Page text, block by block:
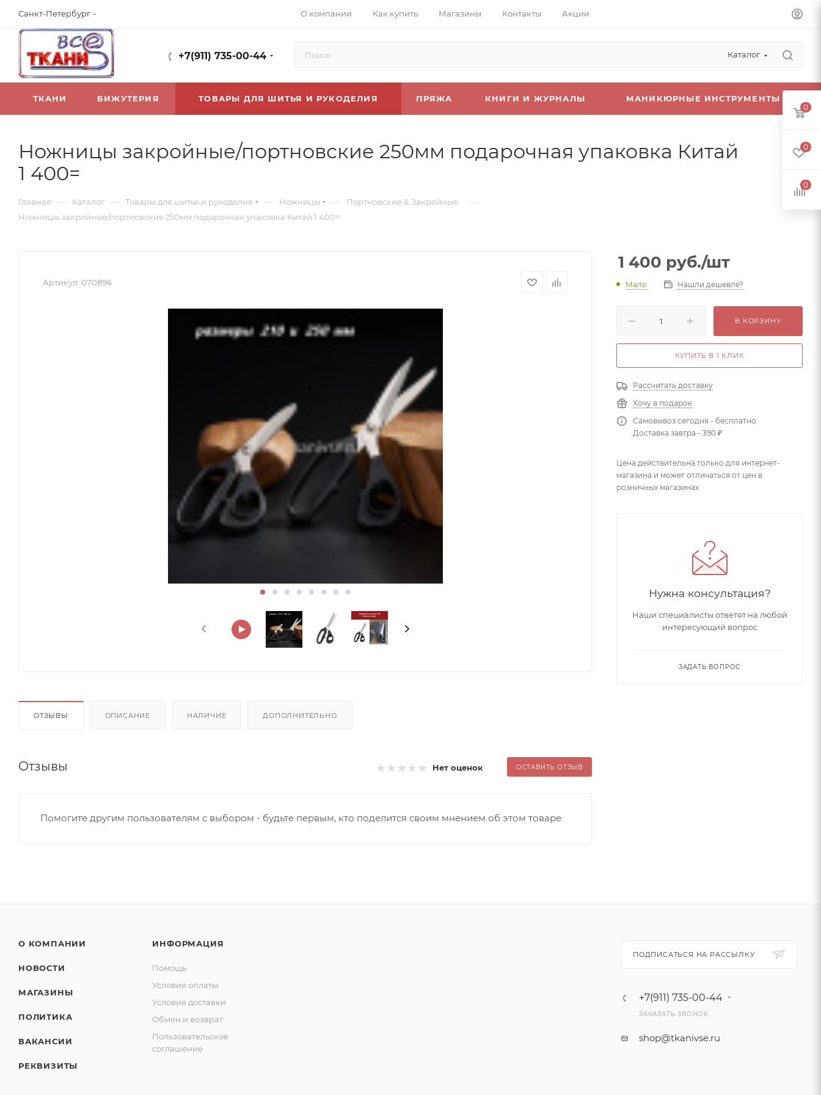
Санкт-Петербург О компании Как купить Магазины Контакты Акции
+7(911) 735-00-44 Каталог
ТКАНИ БИЖУТЕРИЯ ТОВАРЫ ДЛЯ ШИТЬЯ И РУКОДЕЛИЯ ПРЯЖА КНИГИ И ЖУРНАЛЫ МАНИКЮРНЫЕ ИНСТРУМЕНТЫ
Ножницы закройные/портновские 250мм подарочная упаковка Китай
1 400=
Главная — Каталог — Товары для шитья и рукоделия — Ножницы — Портновские & Закройные —
Ножницы закройные/портновские 250мм подарочная упаковка Китай 1 400=
Артикул: 070896
ОТЗЫВЫ ОПИСАНИЕ НАЛИЧИЕ ДОПОЛНИТЕЛЬНО
Отзывы Нет оценок ОСТАВИТЬ ОТЗЫВ
Помогите другим пользователям с выбором - будьте первым, кто поделится своим мнением об этом товаре
1 400 руб./шт
Мало Нашли дешевле?
В КОРЗИНУ
КУПИТЬ В 1 КЛИК
Рассчитать доставку
Хочу в подарок
Самовывоз сегодня - бесплатно
Доставка завтра - 390 ₽
Цена действительна только для интернет-
магазина и может отличаться от цен в
розничных магазинах
Нужна консультация?
Наши специалисты ответят на любой
интересующий вопрос
ЗАДАТЬ ВОПРОС
О КОМПАНИИ
НОВОСТИ
МАГАЗИНЫ
ПОЛИТИКА
ВАКАНСИИ
РЕКВИЗИТЫ
ИНФОРМАЦИЯ
Помощь
Условия оплаты
Условия доставки
Обмен и возврат
Пользовательское
соглашение
ПОДПИСАТЬСЯ НА РАССЫЛКУ
+7(911) 735-00-44
ЗАКАЗАТЬ ЗВОНОК
shop@tkanivse.ru
0
0
0